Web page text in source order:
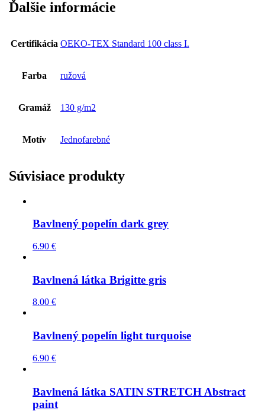
Ďalšie informácie
Certifikácia OEKO-TEX Standard 100 class I.
Farba ružová
Gramáž 130 g/m2
Motív Jednofarebné
Súvisiace produkty
Bavlnený popelín dark grey
6.90 €
Bavlnená látka Brigitte gris
8.00 €
Bavlnený popelín light turquoise
6.90 €
Bavlnená látka SATIN STRETCH Abstract
paint